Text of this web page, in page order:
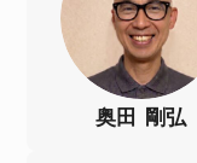
奥田 剛弘